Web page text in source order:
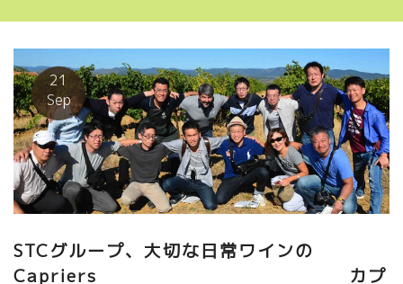
21
Sep
STCグループ、大切な日常ワインの
Capriers カプ